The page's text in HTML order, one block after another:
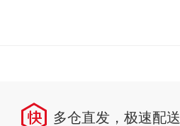
多仓直发，极速配送